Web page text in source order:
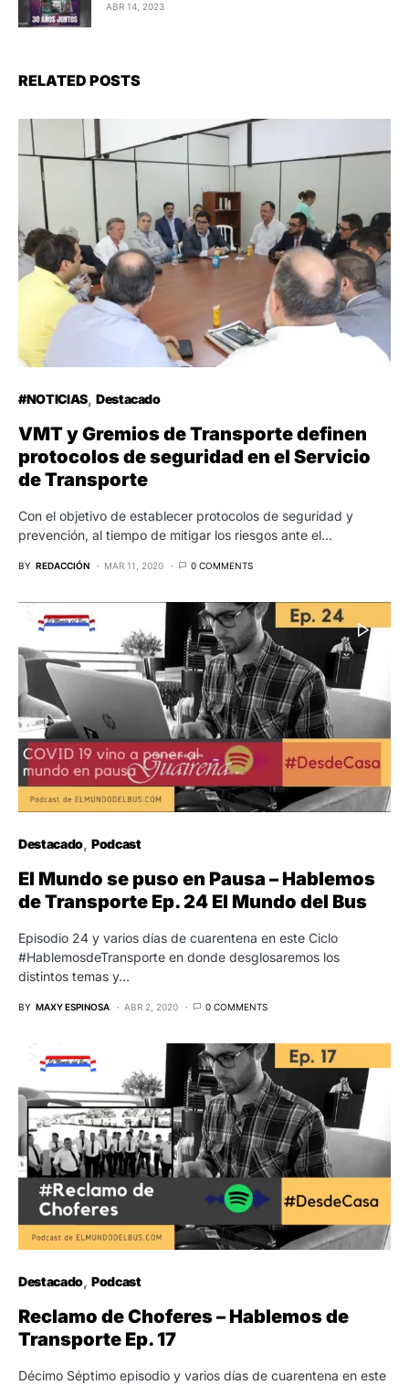
ABR 14, 2023
RELATED POSTS
#NOTICIAS Destacado
VMT y Gremios de Transporte definen
protocolos de seguridad en el Servicio
de Transporte
Con el objetivo de establecer protocolos de seguridad y
prevención, al tiempo de mitigar los riesgos ante el…
BY REDACCIÓN MAR 11, 2020 0 COMMENTS
Destacado Podcast
El Mundo se puso en Pausa – Hablemos
de Transporte Ep. 24 El Mundo del Bus
Episodio 24 y varios días de cuarentena en este Ciclo
#HablemosdeTransporte en donde desglosaremos los
distintos temas y…
BY MAXY ESPINOSA ABR 2, 2020 0 COMMENTS
Destacado Podcast
Reclamo de Choferes – Hablemos de
Transporte Ep. 17
Décimo Séptimo episodio y varios días de cuarentena en este